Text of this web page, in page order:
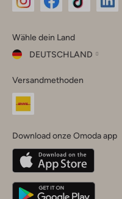
Instagram
Facebook
TikTok
Wähle dein Land
DEUTSCHLAND
dein
Land
Belgique(Français)
Deutschland
Versandmethoden
Download onze Omoda app